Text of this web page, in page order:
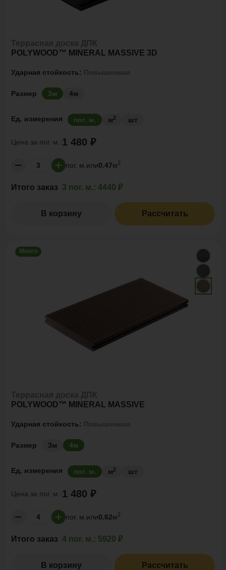
POLYWOOD™ MINERAL MASSIVE 3D
Ударная стойкость:
Размер 3м 4м
Ед. измерения пог. м. м2 шт
Цена за пог. м.:1 480 ₽
пог. м. или0.47м2
Итого заказ 3 пог. м.: 4440 ₽
В корзину Рассчитать
Много
POLYWOOD™ MINERAL MASSIVE
Ударная стойкость:
Размер 3м 4м
Ед. измерения пог. м. м2 шт
Цена за пог. м.:1 480 ₽
пог. м. или0.62м2
Итого заказ 4 пог. м.: 5920 ₽
В корзину Рассчитать